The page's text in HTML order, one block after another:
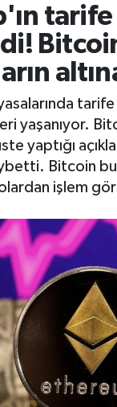
yaşanıyor.
yaptığı
Bitcoin
işlem